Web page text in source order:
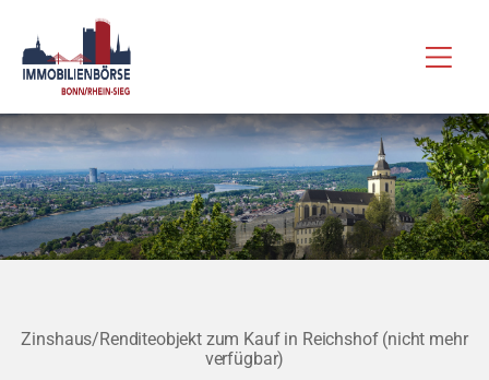
Inhalt
springen
Zinshaus/Renditeobjekt zum Kauf in Reichshof (nicht mehr
verfügbar)